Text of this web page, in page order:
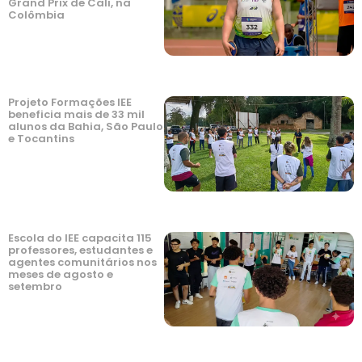
Colômbia
Projeto Formações IEE
beneficia mais de 33 mil
alunos da Bahia, São Paulo
e Tocantins
Escola do IEE capacita 115
professores, estudantes e
agentes comunitários nos
meses de agosto e
setembro